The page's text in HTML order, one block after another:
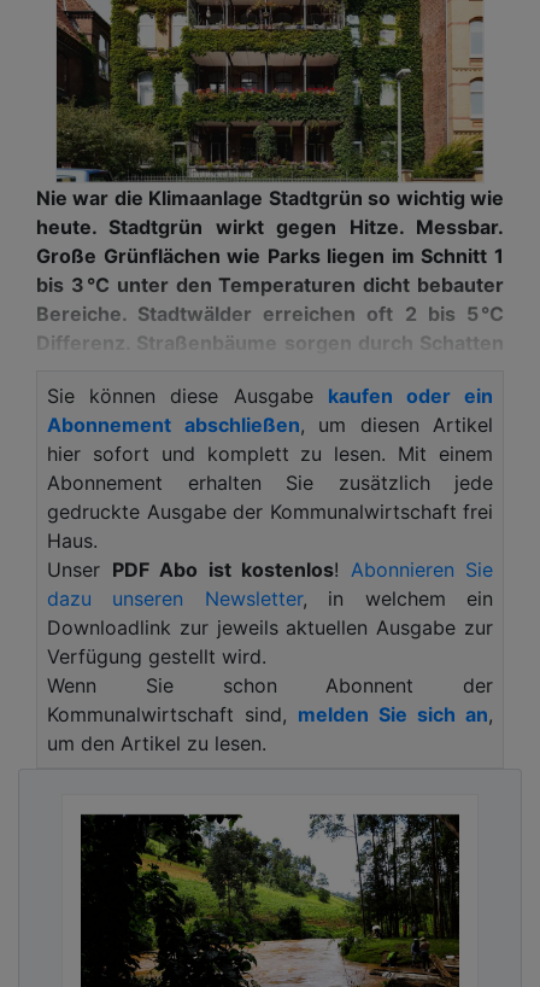
Nie war die Klimaanlage Stadtgrün so wichtig wie
heute. Stadtgrün wirkt gegen Hitze. Messbar.
Große Grünflächen wie Parks liegen im Schnitt 1
bis 3 °C unter den Temperaturen dicht bebauter
Bereiche. Stadtwälder erreichen oft 2 bis 5 °C
Differenz. Straßenbäume sorgen durch Schatten
Hitzebelastung – die gefühlte Temperatur sinkt
lokal um bis zu 10 °C. Begrünte Dächer und
Fassaden kühlen das direkte Umfeld und
Gebäude um etwa 1 bis 3 °C.„Zahlen, die
eindrucksvoll belegen, wie wichtig Grün und Blau
in der Stadt schon heute sind – und zukünftig
noch deutlich wichtiger werden. Wir müssen die
wasserbewusste Stadtentwicklung, die
Klimaanpassung unseres urbanen Umfelds, sehr
schnell vorantreiben. Hitze ist ein
Gesundheitsrisiko, Hitze bremst die Wirtschaft“
betont Dr. Lisa Irwin-Broß, Vorständin der
Deutschen Vereinigung für Wasserwirtschaft,
Die aktuelle Hitzewelle zeigt die
Belastungsgrenzen vieler Städte deutlich auf. Wo
Asphalt und Beton dominieren, ist es unerträglich
heiß, mit wenig Abkühlung in den Abendstunden.
Großstädte wie Köln weisen abends und nachts um
bis zu zehn Grad höhere Temperaturen auf als das
Sie können diese Ausgabe kaufen oder ein
Abonnement abschließen, um diesen Artikel
hier sofort und komplett zu lesen. Mit einem
Abonnement erhalten Sie zusätzlich jede
gedruckte Ausgabe der Kommunalwirtschaft frei
Haus.
Unser PDF Abo ist kostenlos! Abonnieren Sie
dazu unseren Newsletter, in welchem ein
Downloadlink zur jeweils aktuellen Ausgabe zur
Verfügung gestellt wird.
Wenn Sie schon Abonnent der
Kommunalwirtschaft sind, melden Sie sich an,
um den Artikel zu lesen.